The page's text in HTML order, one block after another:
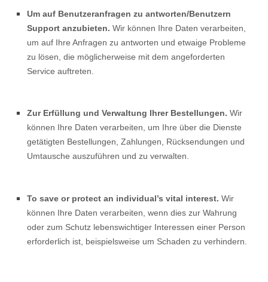
Um auf Benutzeranfragen zu antworten/Benutzern
Support anzubieten. Wir können Ihre Daten verarbeiten,
um auf Ihre Anfragen zu antworten und etwaige Probleme
zu lösen, die möglicherweise mit dem angeforderten
Service auftreten.
Zur Erfüllung und Verwaltung Ihrer Bestellungen. Wir
können Ihre Daten verarbeiten, um Ihre über die Dienste
getätigten Bestellungen, Zahlungen, Rücksendungen und
Umtausche auszuführen und zu verwalten.
To save or protect an individual’s vital interest. Wir
können Ihre Daten verarbeiten, wenn dies zur Wahrung
oder zum Schutz lebenswichtiger Interessen einer Person
erforderlich ist, beispielsweise um Schaden zu verhindern.